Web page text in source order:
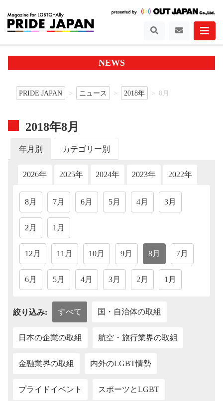
NEWS
PRIDE JAPAN ニュース 2018年 8月
2018年8月
年月別 カテゴリー別
2026年 2025年 2024年 2023年 2022年
8月 7月 6月 5月 4月 3月
2月 1月
12月 11月 10月 9月 8月 7月
6月 5月 4月 3月 2月 1月
絞り込み: すべて 国・自治体の取組
日本の企業の取組 航空・旅行業界の取組
金融業界の取組 内外のLGBT情勢
プライドイベント スポーツとLGBT